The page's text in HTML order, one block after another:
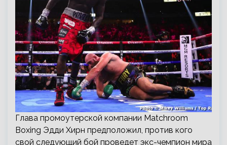
Глава промоутерской компании Matchroom
Boxing Эдди Хирн предположил, против кого
свой следующий бой проведет экс-чемпион мира